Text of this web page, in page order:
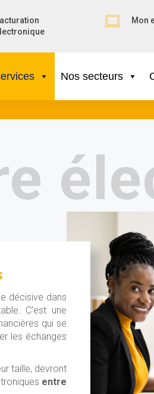
Mon
Nos secteurs
décisive dans
C’est une
qui se
les échanges
taille, devront
entre